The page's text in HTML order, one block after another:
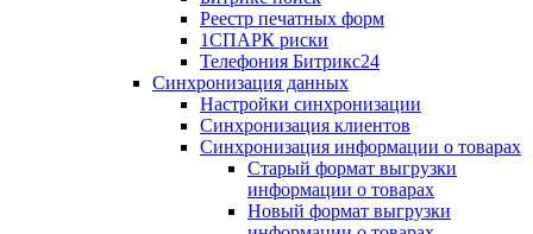
Реестр печатных форм
1СПАРК риски
Телефония Битрикс24
Синхронизация данных
Настройки синхронизации
Синхронизация клиентов
Синхронизация информации о товарах
Старый формат выгрузки
информации о товарах
Новый формат выгрузки